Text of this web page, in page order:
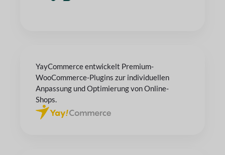
YayCommerce entwickelt Premium-
WooCommerce-Plugins zur individuellen
Anpassung und Optimierung von Online-
Shops.